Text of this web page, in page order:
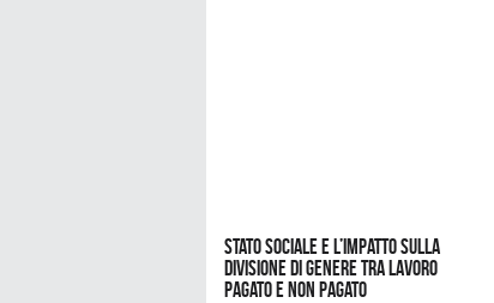
Stato sociale e l’impatto sulla
divisione di genere tra lavoro
pagato e non pagato